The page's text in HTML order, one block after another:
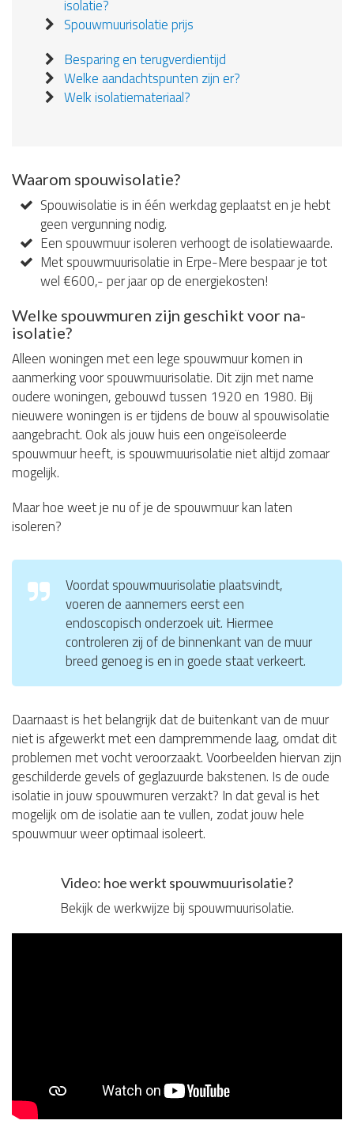
isolatie?
Spouwmuurisolatie prijs
Besparing en terugverdientijd
Welke aandachtspunten zijn er?
Welk isolatiemateriaal?
Waarom spouwisolatie?
Spouwisolatie is in één werkdag geplaatst en je hebt
geen vergunning nodig.
Een spouwmuur isoleren verhoogt de isolatiewaarde.
Met spouwmuurisolatie in Erpe-Mere bespaar je tot
wel €600,- per jaar op de energiekosten!
Welke spouwmuren zijn geschikt voor na-
isolatie?
Alleen woningen met een lege spouwmuur komen in
aanmerking voor spouwmuurisolatie. Dit zijn met name
oudere woningen, gebouwd tussen 1920 en 1980. Bij
nieuwere woningen is er tijdens de bouw al spouwisolatie
aangebracht. Ook als jouw huis een ongeïsoleerde
spouwmuur heeft, is spouwmuurisolatie niet altijd zomaar
mogelijk.
Maar hoe weet je nu of je de spouwmuur kan laten
isoleren?
Voordat spouwmuurisolatie plaatsvindt,
voeren de aannemers eerst een
endoscopisch onderzoek uit. Hiermee
controleren zij of de binnenkant van de muur
breed genoeg is en in goede staat verkeert.
Daarnaast is het belangrijk dat de buitenkant van de muur
niet is afgewerkt met een dampremmende laag, omdat dit
problemen met vocht veroorzaakt. Voorbeelden hiervan zijn
geschilderde gevels of geglazuurde bakstenen. Is de oude
isolatie in jouw spouwmuren verzakt? In dat geval is het
mogelijk om de isolatie aan te vullen, zodat jouw hele
spouwmuur weer optimaal isoleert.
Video: hoe werkt spouwmuurisolatie?
Bekijk de werkwijze bij spouwmuurisolatie.